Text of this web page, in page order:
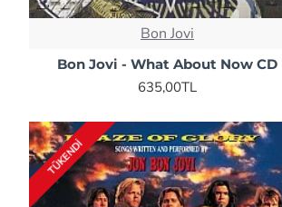
Bon Jovi
Bon Jovi - What About Now CD
635,00TL
TÜKENDI